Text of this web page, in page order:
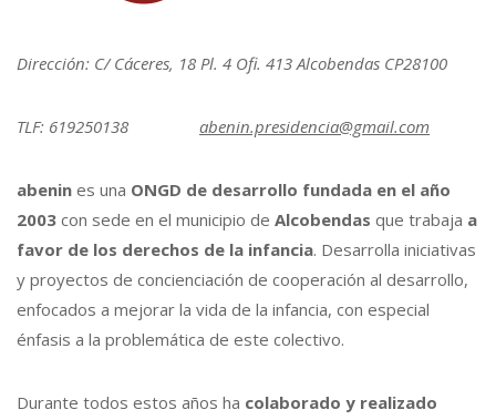
Dirección: C/ Cáceres, 18 Pl. 4 Ofi. 413 Alcobendas CP28100
TLF: 619250138 abenin.presidencia@gmail.com
abenin es una ONGD de desarrollo fundada en el año
2003 con sede en el municipio de Alcobendas que trabaja a
favor de los derechos de la infancia. Desarrolla iniciativas
y proyectos de concienciación de cooperación al desarrollo,
enfocados a mejorar la vida de la infancia, con especial
énfasis a la problemática de este colectivo.
Durante todos estos años ha colaborado y realizado